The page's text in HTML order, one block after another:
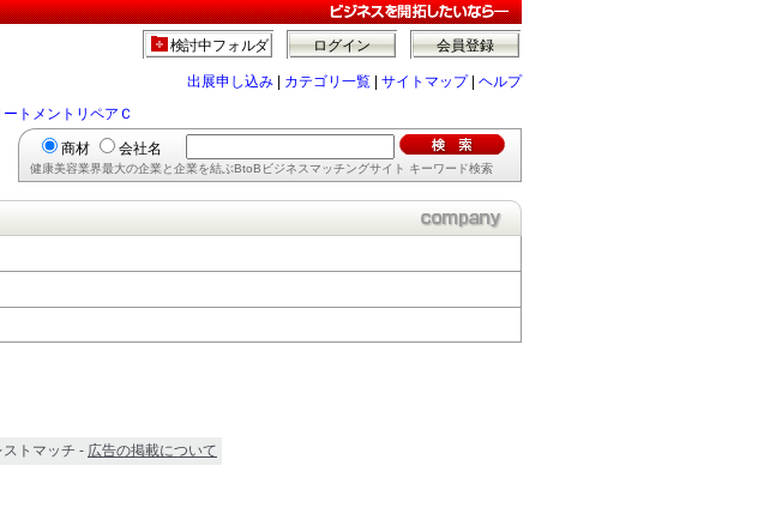
会員登録
ログイン
検討中フォルダ
出展申し込み カテゴリ一覧 サイトマップ| ヘルプ
トメントリペアＣ
商材 会社名
健康美容業界最大の企業と企業を結ぶBtoBビジネスマッチングサイト キーワード検索
ストマッチ - 広告の掲載について